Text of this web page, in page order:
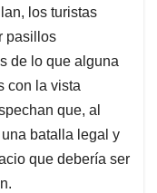
los turistas
pasillos
de lo que alguna
con la vista
que, al
batalla legal y
que debería ser